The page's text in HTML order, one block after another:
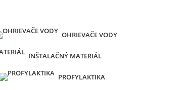
OHRIEVAČE VODY
INŠTALAČNÝ MATERIÁL
PROFYLAKTIKA